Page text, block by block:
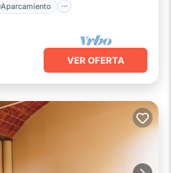
Aparcamiento
VER OFERTA